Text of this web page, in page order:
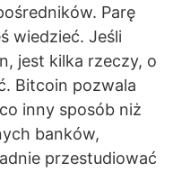
Parę
wiedzieć. Jeśli
jest kilka rzeczy, o
Bitcoin pozwala
inny sposób niż
banków,
przestudiować